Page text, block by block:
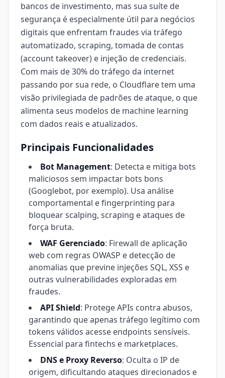
bancos de investimento, mas sua suíte de
segurança é especialmente útil para negócios
digitais que enfrentam fraudes via tráfego
automatizado, scraping, tomada de contas
(account takeover) e injeção de credenciais.
Com mais de 30% do tráfego da internet
passando por sua rede, o Cloudflare tem uma
visão privilegiada de padrões de ataque, o que
alimenta seus modelos de machine learning
com dados reais e atualizados.
Principais Funcionalidades
Bot Management: Detecta e mitiga bots
maliciosos sem impactar bots bons
(Googlebot, por exemplo). Usa análise
comportamental e fingerprinting para
bloquear scalping, scraping e ataques de
força bruta.
WAF Gerenciado: Firewall de aplicação
web com regras OWASP e detecção de
anomalias que previne injeções SQL, XSS e
outras vulnerabilidades exploradas em
fraudes.
API Shield: Protege APIs contra abusos,
garantindo que apenas tráfego legítimo com
tokens válidos acesse endpoints sensíveis.
Essencial para fintechs e marketplaces.
DNS e Proxy Reverso: Oculta o IP de
origem, dificultando ataques direcionados e